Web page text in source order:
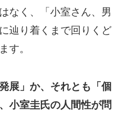
なく、「小室さん、男
辿り着くまで回りくど
す。
展」か、それとも「個
小室圭氏の人間性が問